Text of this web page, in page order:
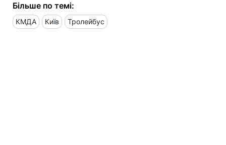
Більше по темі:
КМДА Київ Тролейбус